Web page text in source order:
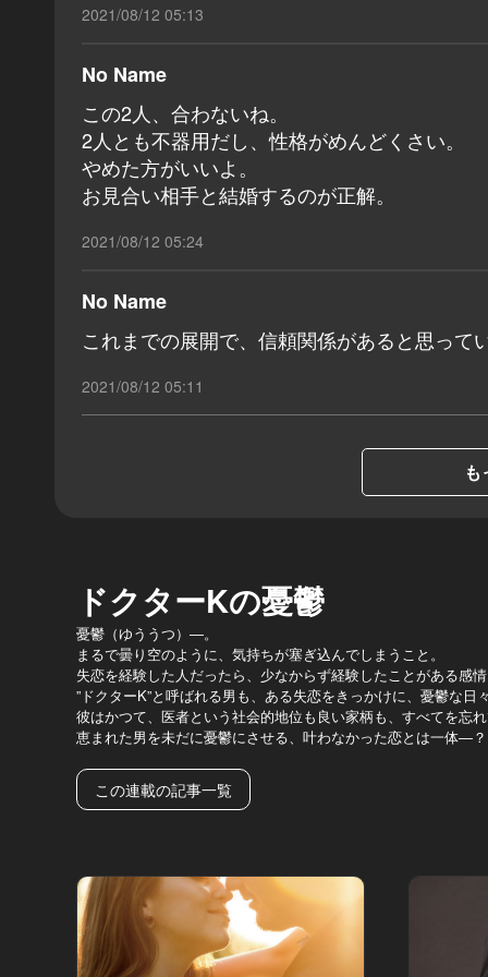
2021/08/12 05:13
No Name
この2人、合わないね。
2人とも不器用だし、性格がめんどくさい。
やめた方がいいよ。
お見合い相手と結婚するのが正解。
2021/08/12 05:24
No Name
これまでの展開で、信頼関係があると思って
2021/08/12 05:11
ドクターKの憂鬱
憂鬱（ゆううつ）―。
まるで曇り空のように、気持ちが塞ぎ込んでしまうこと。
失恋を経験した人だったら、少なからず経験したことがある感
”ドクターK”と呼ばれる男も、ある失恋をきっかけに、憂鬱な日
彼はかつて、医者という社会的地位も良い家柄も、すべてを忘
恵まれた男を未だに憂鬱にさせる、叶わなかった恋とは一体―？
この連載の記事一覧